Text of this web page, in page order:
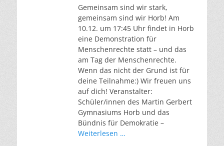
Gemeinsam sind wir stark,
gemeinsam sind wir Horb! Am
10.12. um 17:45 Uhr findet in Horb
eine Demonstration für
Menschenrechte statt – und das
am Tag der Menschenrechte.
Wenn das nicht der Grund ist für
deine Teilnahme:) Wir freuen uns
auf dich! Veranstalter:
Schüler/innen des Martin Gerbert
Gymnasiums Horb und das
Bündnis für Demokratie –
Weiterlesen …